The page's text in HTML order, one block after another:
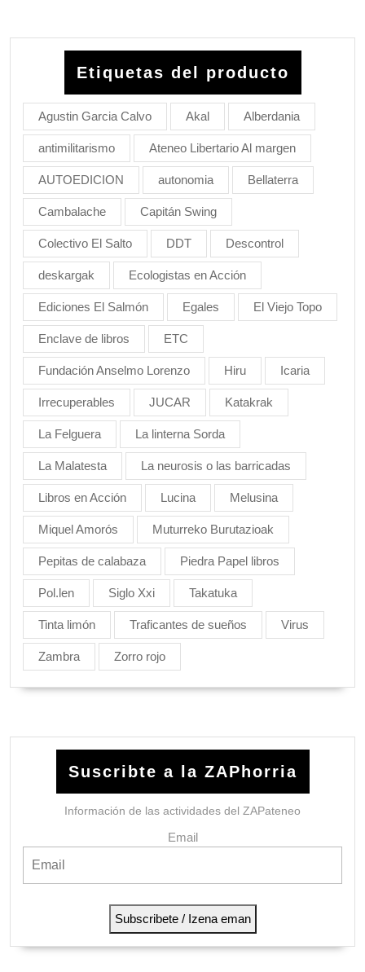
Etiquetas del producto
Agustin Garcia Calvo Akal Alberdania
antimilitarismo Ateneo Libertario Al margen
AUTOEDICION autonomia Bellaterra
Cambalache Capitán Swing
Colectivo El Salto DDT Descontrol
deskargak Ecologistas en Acción
Ediciones El Salmón Egales El Viejo Topo
Enclave de libros ETC
Fundación Anselmo Lorenzo Hiru Icaria
Irrecuperables JUCAR Katakrak
La Felguera La linterna Sorda
La Malatesta La neurosis o las barricadas
Libros en Acción Lucina Melusina
Miquel Amorós Muturreko Burutazioak
Pepitas de calabaza Piedra Papel libros
Pol.len Siglo Xxi Takatuka
Tinta limón Traficantes de sueños Virus
Zambra Zorro rojo
Suscribte a la ZAPhorria
Información de las actividades del ZAPateneo
Email
Subscribete / Izena eman